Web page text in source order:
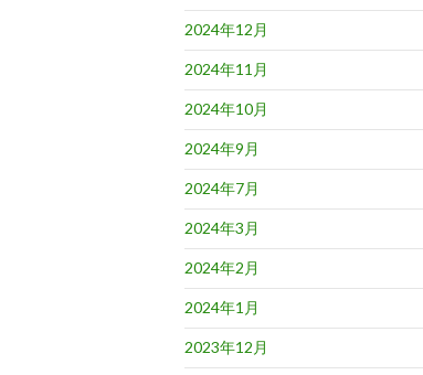
2024年12月
2024年11月
2024年10月
2024年9月
2024年7月
2024年3月
2024年2月
2024年1月
2023年12月